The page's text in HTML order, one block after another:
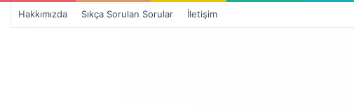
Hakkımızda Sıkça Sorulan Sorular İletişim